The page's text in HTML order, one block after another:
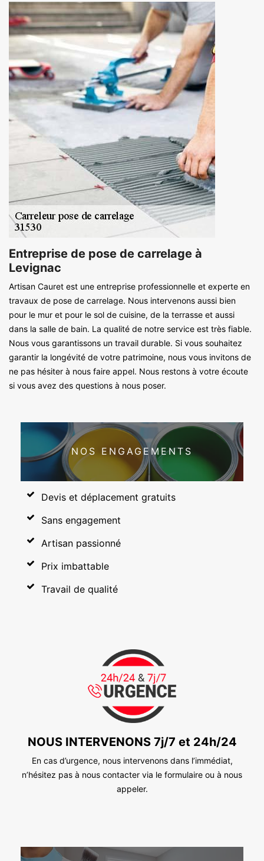
Entreprise de pose de carrelage à
Levignac
Artisan Cauret est une entreprise professionnelle et experte en
travaux de pose de carrelage. Nous intervenons aussi bien
pour le mur et pour le sol de cuisine, de la terrasse et aussi
dans la salle de bain. La qualité de notre service est très fiable.
Nous vous garantissons un travail durable. Si vous souhaitez
garantir la longévité de votre patrimoine, nous vous invitons de
ne pas hésiter à nous faire appel. Nous restons à votre écoute
si vous avez des questions à nous poser.
NOS ENGAGEMENTS
Devis et déplacement gratuits
Sans engagement
Artisan passionné
Prix imbattable
Travail de qualité
NOUS INTERVENONS 7j/7 et 24h/24
En cas d’urgence, nous intervenons dans l’immédiat,
n’hésitez pas à nous contacter via le formulaire ou à nous
appeler.